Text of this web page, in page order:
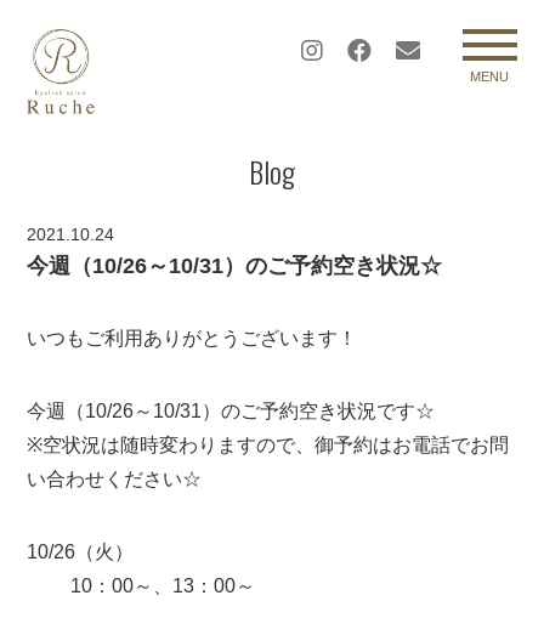
MENU
Blog
2021.10.24
今週（10/26～10/31）のご予約空き状況☆
いつもご利用ありがとうございます！
今週（10/26～10/31）のご予約空き状況です☆
※空状況は随時変わりますので、御予約はお電話でお問
い合わせください☆
10/26（火）
10：00～、13：00～